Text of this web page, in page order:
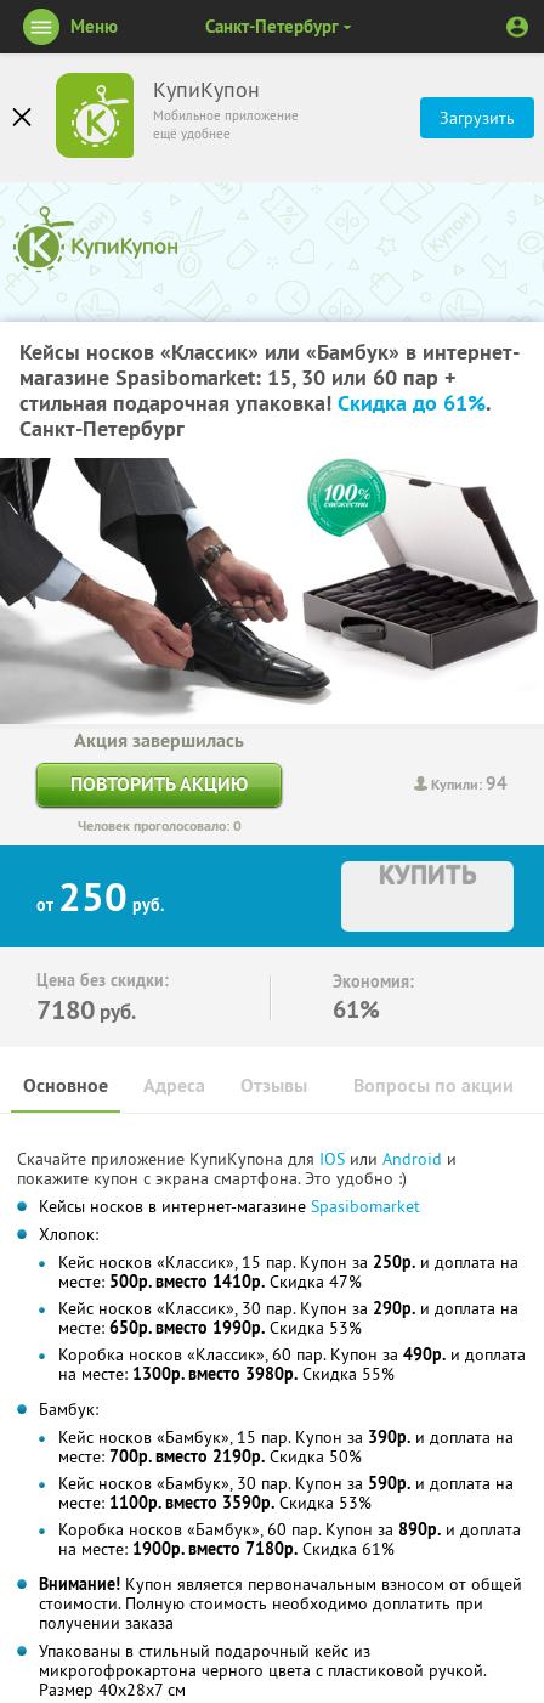
КупиКупон
Мобильное приложение
ещё удобнее
Загрузить
Меню Санкт-Петербург
Кейсы носков «Классик» или «Бамбук» в интернет-
магазине Spasibomarket: 15, 30 или 60 пар +
стильная подарочная упаковка! Скидка до 61%.
Санкт-Петербург
Купили:94
Акция завершилась
ПОВТОРИТЬ АКЦИЮ
Человек проголосовало: 0
от 250 руб.
КУПИТЬ
Цена без скидки:
7180 руб.
Экономия:
61%
Основное Отзывы Вопросы по акции
Адреса
Скачайте приложение КупиКупона для IOS или Android и
покажите купон с экрана смартфона. Это удобно :)
Кейсы носков в интернет-магазине Spasibomarket
Хлопок:
Кейс носков «Классик», 15 пар. Купон за 250р. и доплата на
месте: 500р. вместо 1410р. Скидка 47%
Кейс носков «Классик», 30 пар. Купон за 290р. и доплата на
месте: 650р. вместо 1990р. Скидка 53%
Коробка носков «Классик», 60 пар. Купон за 490р. и доплата
на месте: 1300р. вместо 3980р. Скидка 55%
Бамбук:
Кейс носков «Бамбук», 15 пар. Купон за 390р. и доплата на
месте: 700р. вместо 2190р. Скидка 50%
Кейс носков «Бамбук», 30 пар. Купон за 590р. и доплата на
месте: 1100р. вместо 3590р. Скидка 53%
Коробка носков «Бамбук», 60 пар. Купон за 890р. и доплата
на месте: 1900р. вместо 7180р. Скидка 61%
Внимание! Купон является первоначальным взносом от общей
стоимости. Полную стоимость необходимо доплатить при
получении заказа
Упакованы в стильный подарочный кейс из
микрогофрокартона черного цвета с пластиковой ручкой.
Размер 40х28х7 см